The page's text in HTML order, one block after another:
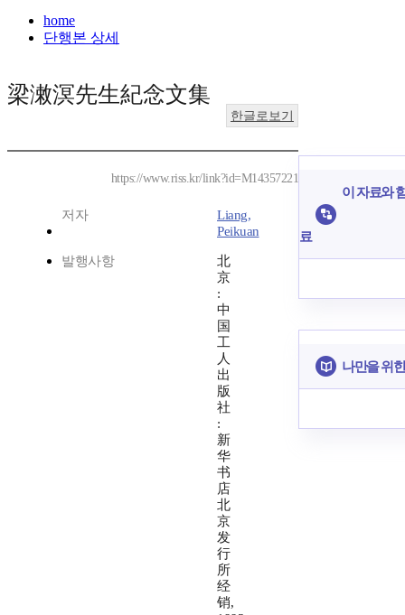
home
단행본 상세
梁潄溟先生紀念文集
한글로보기
https://www.riss.kr/link?id=M14357221
저자
Liang,
Peikuan
발행사항
北
京
:
中
国
工
人
出
版
社
:
新
华
书
店
北
京
发
行
所
经
销,
이 자료와
료
나만을 위